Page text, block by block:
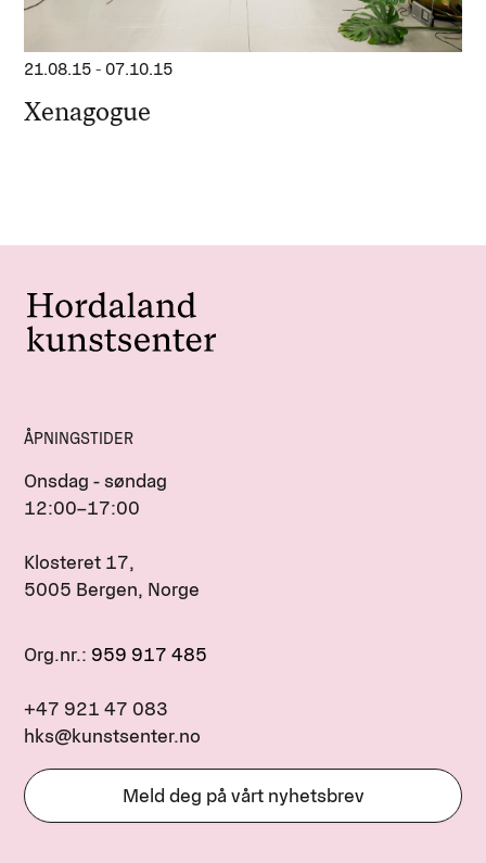
21.08.15 -07.10.15
Xenagogue
ÅPNINGSTIDER
Onsdag - søndag
12:00–17:00
Klosteret 17,
5005 Bergen, Norge
Org.nr.: 959 917 485
+47 921 47 083
hks@kunstsenter.no
Meld deg på vårt nyhetsbrev